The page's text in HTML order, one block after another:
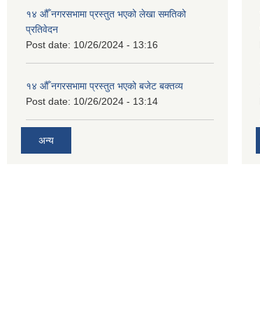
१४ औँ नगरसभामा प्रस्तुत भएको लेखा समतिको
प्रतिवेदन
Post date: 10/26/2024 - 13:16
१४ औँ नगरसभामा प्रस्तुत भएको बजेट बक्तव्य
Post date: 10/26/2024 - 13:14
अन्य